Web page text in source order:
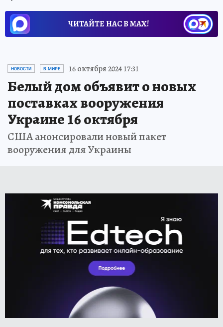
ЧИТАЙТЕ НАС В МАХ!
НОВОСТИ В МИРЕ 16 октября 2024 17:31
Белый дом объявит о новых
поставках вооружения
Украине 16 октября
США анонсировали новый пакет
вооружения для Украины